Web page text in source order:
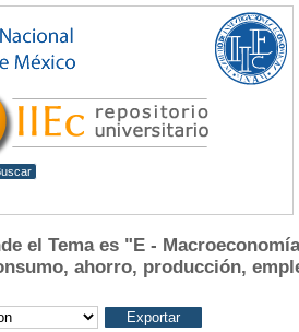
el Tema es "E -
ahorro, producción,